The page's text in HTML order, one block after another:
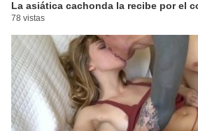
La asiática cachonda la recibe por el
78 vistas